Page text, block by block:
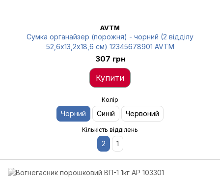
AVTM
Сумка органайзер (порожня) - чорний (2 відділу
52,6х13,2х18,6 см) 12345678901 AVTM
307 грн
Купити
Колір
Чорний Синій Червоний
Кількість відділень
2 1